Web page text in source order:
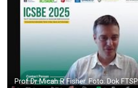
Prof Dr Micah R Fisher. Foto: Dok FTSP